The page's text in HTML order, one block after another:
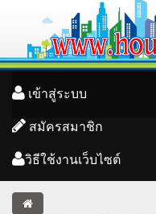
เข้าสู่ระบบ
สมัครสมาชิก
วิธีใช้งานเว็บไซต์